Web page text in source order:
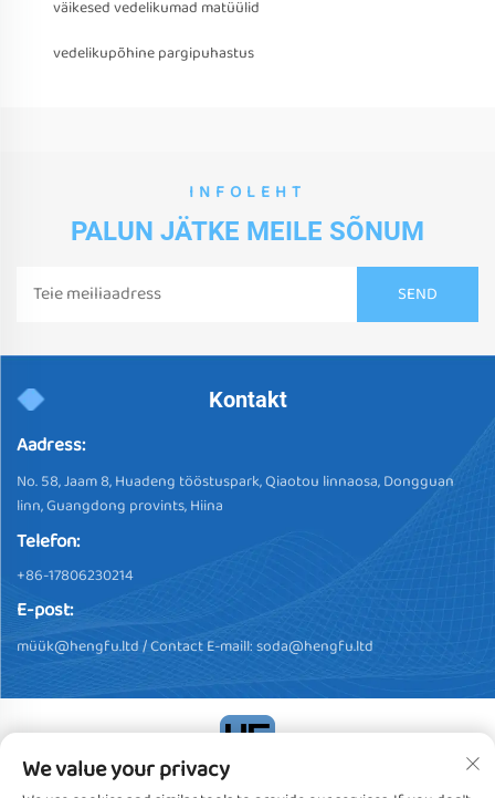
väikesed vedelikumad matüülid
vedelikupõhine pargipuhastus
INFOLEHT
PALUN JÄTKE MEILE SÕNUM
Kontakt
Aadress:
No. 58, Jaam 8, Huadeng tööstuspark, Qiaotou linnaosa, Dongguan
linn, Guangdong provints, Hiina
Telefon:
+86-17806230214
E-post:
müük@hengfu.ltd/ Contact E-maill:soda@hengfu.ltd
We value your privacy